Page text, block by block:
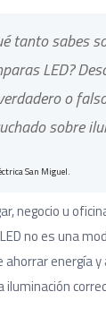
tanto sabes
LED?
o
sobre
San Miguel.
negocio u
no es una
ahorrar energía
iluminación